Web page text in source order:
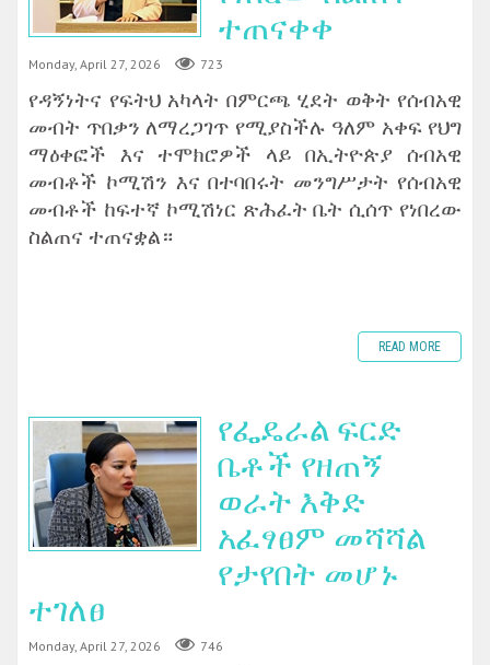
ተጠናቀቀ
Monday, April 27, 2026 723
‎የዳኝነትና የፍትህ አካላት በምርጫ ሂደት ወቅት የሰብአዊ
መብት ጥበቃን ለማረጋገጥ የሚያስችሉ ዓለም አቀፍ የህግ
ማዕቀፎች እና ተሞክሮዎች ላይ በኢትዮጵያ ሰብአዊ
መብቶች ኮሚሽን እና በተባበሩት መንግሥታት የሰብአዊ
መብቶች ከፍተኛ ኮሚሽነር ጽሕፈት ቤት ሲሰጥ የነበረው
ስልጠና ተጠናቋል።
READ MORE
የፌዴራል ፍርድ
ቤቶች የዘጠኝ
ወራት እቅድ
አፈፃፀም መሻሻል
የታየበት መሆኑ
ተገለፀ
Monday, April 27, 2026 746